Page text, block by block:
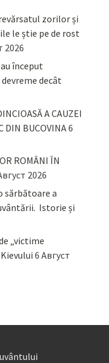
zorilor și
le știe pe de rost
2026
început
decât
A CAUZEI
DIN BUCOVINA6
ROMÂNI ÎN
2026
sărbătoare a
Istorie și
„victime
6 Август